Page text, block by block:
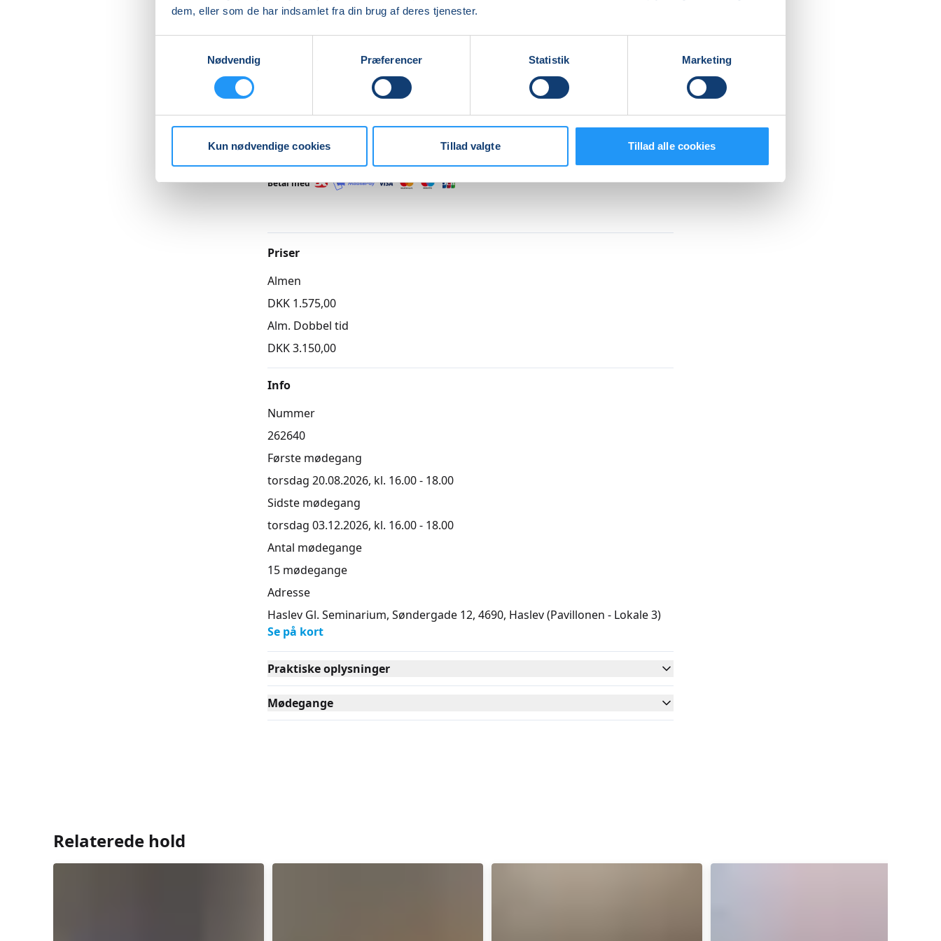
dem, eller som de har indsamlet fra din brug af deres tjenester.
Nødvendig
Præferencer Statistik Marketing
Kun nødvendige cookies Tillad valgte Tillad alle cookies
spørg gerne på andre tider, efter tilmelding skal du skrive til
Underviser Marleenices sangerfaring er farveri, som gospel, opera, rock,
pop, urkraft sang, lydheling, ungarsk og indiansk stemmeføring.
Indlæser frie pladser...
Betal med
Priser
Almen
DKK 1.575,00
Alm. Dobbel tid
DKK 3.150,00
Info
Nummer
262640
Første mødegang
torsdag 20.08.2026, kl. 16.00 - 18.00
Sidste mødegang
torsdag 03.12.2026, kl. 16.00 - 18.00
Antal mødegange
15 mødegange
Adresse
Haslev Gl. Seminarium, Søndergade 12, 4690, Haslev(Pavillonen - Lokale 3)
Se på kort
Praktiske oplysninger
Mødegange
Relaterede hold